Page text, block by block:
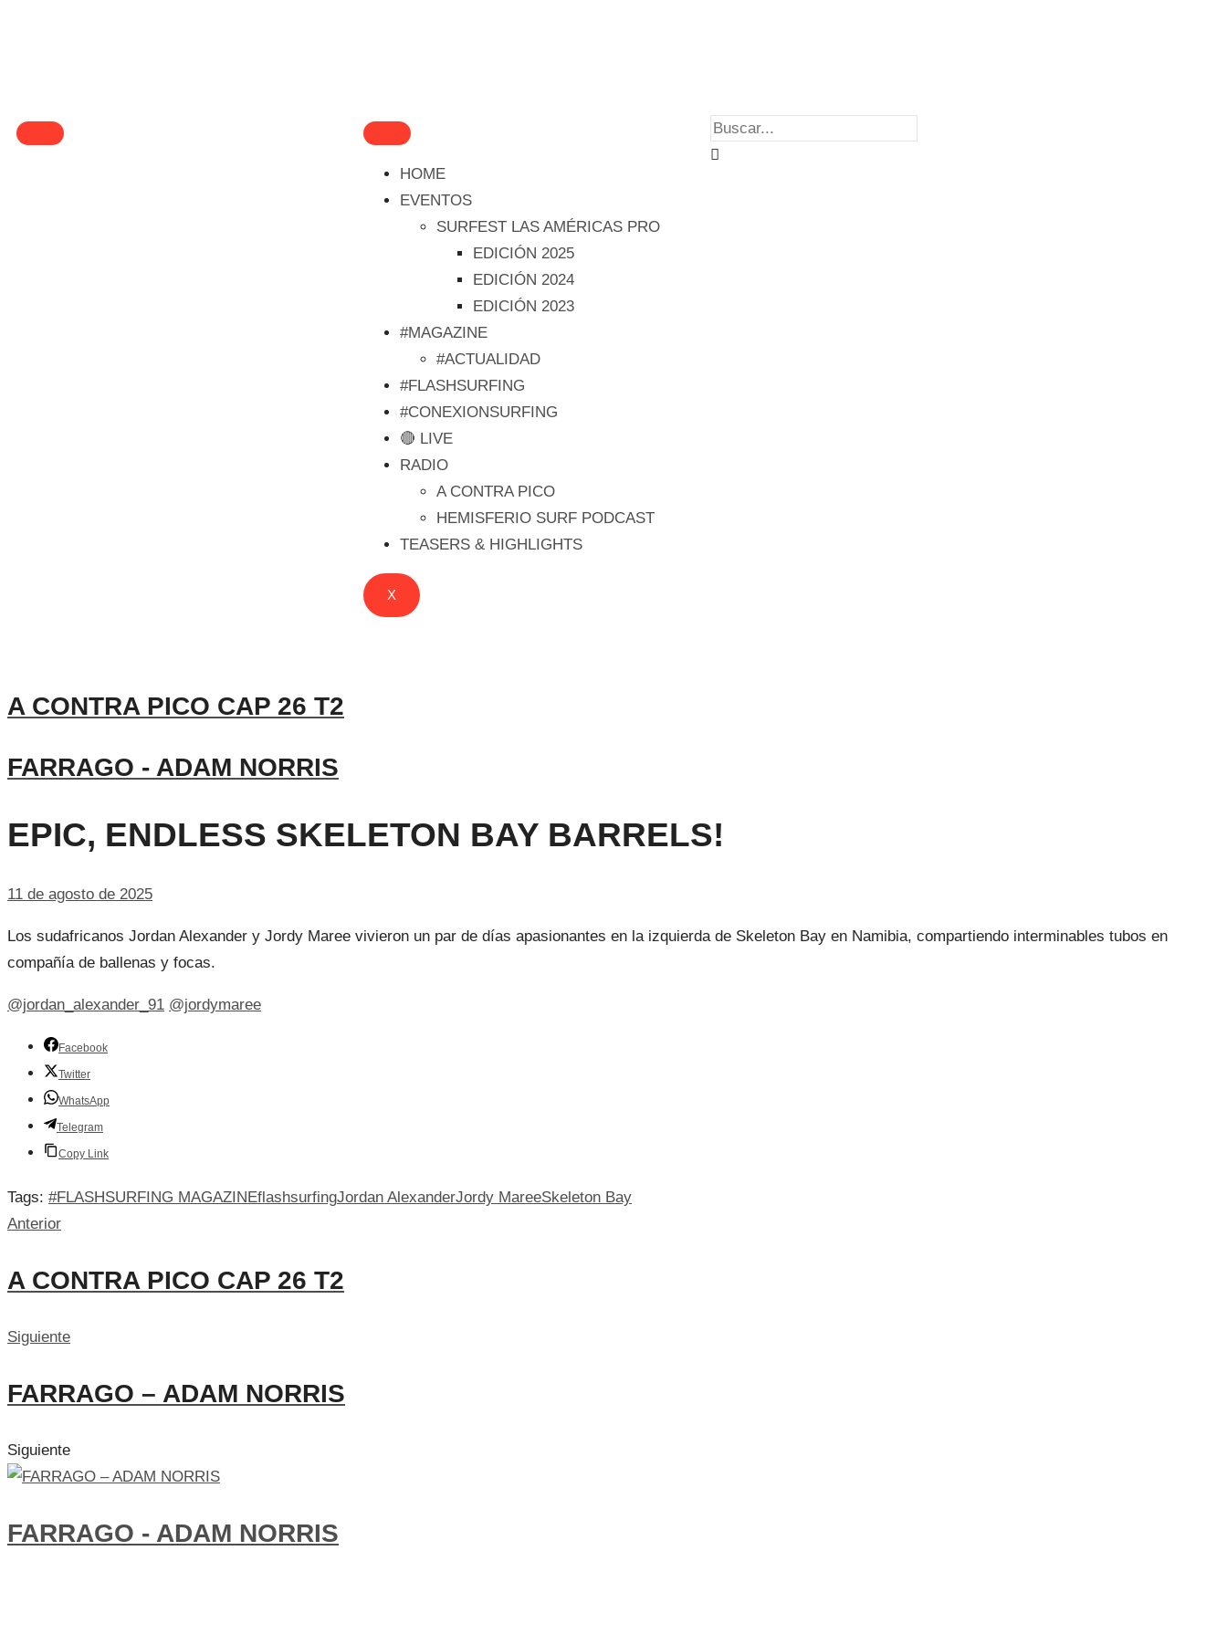
HOME
EVENTOS
SURFEST LAS AMÉRICAS PRO
EDICIÓN 2025
EDICIÓN 2024
EDICIÓN 2023
#MAGAZINE
#ACTUALIDAD
#FLASHSURFING
#CONEXIONSURFING
🔴 LIVE
RADIO
A CONTRA PICO
HEMISFERIO SURF PODCAST
TEASERS & HIGHLIGHTS
X
A CONTRA PICO CAP 26 T2
FARRAGO - ADAM NORRIS
EPIC, ENDLESS SKELETON BAY BARRELS!
11 de agosto de 2025
Los sudafricanos Jordan Alexander y Jordy Maree vivieron un par de días apasionantes en la izquierda de Skeleton Bay en Namibia, compartiendo interminables tubos en
compañía de ballenas y focas.
@jordan_alexander_91 @jordymaree
Facebook
Twitter
WhatsApp
Telegram
Copy Link
Tags: #FLASHSURFING MAGAZINEflashsurfingJordan AlexanderJordy MareeSkeleton Bay
Anterior
A CONTRA PICO CAP 26 T2
Siguiente
FARRAGO – ADAM NORRIS
Siguiente
FARRAGO - ADAM NORRIS